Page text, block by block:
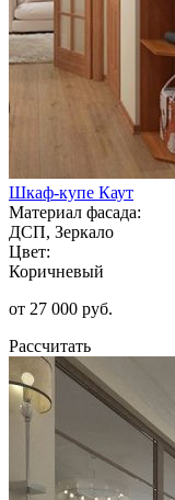
Шкаф-купе Каут
Материал фасада:
ДСП, Зеркало
Цвет:
Коричневый
от 27 000 руб.
Рассчитать